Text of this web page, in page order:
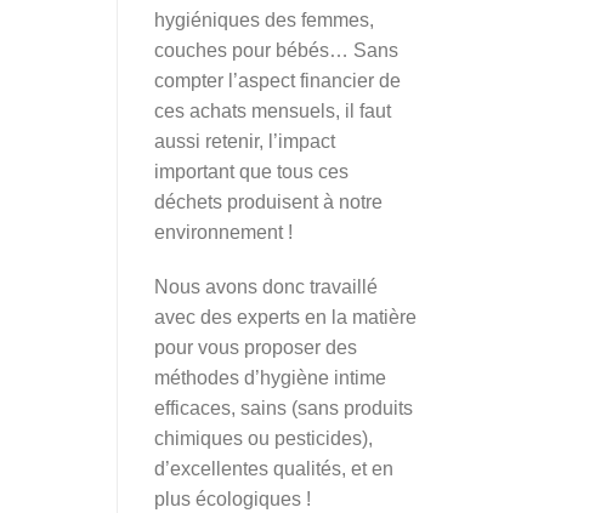
hygiéniques des femmes,
couches pour bébés… Sans
compter l’aspect financier de
ces achats mensuels, il faut
aussi retenir, l’impact
important que tous ces
déchets produisent à notre
environnement !
Nous avons donc travaillé
avec des experts en la matière
pour vous proposer des
méthodes d’hygiène intime
efficaces, sains (sans produits
chimiques ou pesticides),
d’excellentes qualités, et en
plus écologiques !